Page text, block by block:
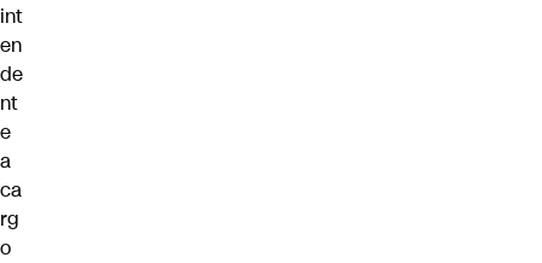
int
en
de
nt
e
a
ca
rg
o